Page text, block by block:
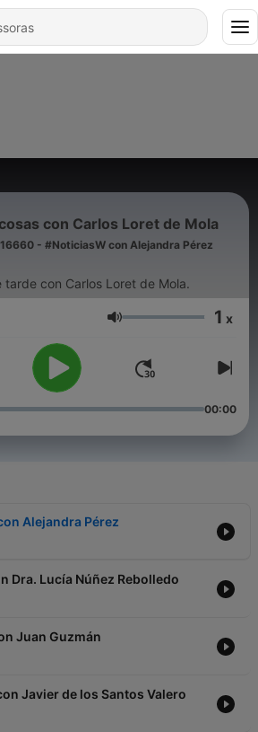
con Carlos Loret de Mola
16660 - #NoticiasW con Alejandra Pérez
tarde con Carlos Loret de Mola.
Volume 1 x
00:00
Alejandra Pérez
Dra. Lucía Núñez Rebolledo
Juan Guzmán
Javier de los Santos Valero